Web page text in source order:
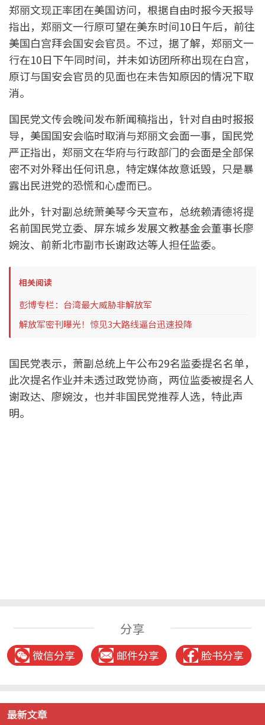
郑丽文现正率团在美国访问，根据自由时报今天报导
指出，郑丽文一行原可望在美东时间10日午后，前往
美国白宫拜会国安会官员。不过，据了解，郑丽文一
行在10日下午同时间，并未如访团所称出现在白宫，
原订与国安会官员的见面也在未告知原因的情况下取
消。
国民党文传会晚间发布新闻稿指出，针对自由时报报
导，美国国安会临时取消与郑丽文会面一事，国民党
严正指出，郑丽文在华府与行政部门的会面是全部保
密不对外释出任何讯息，特定媒体故意诋毁，只是暴
露出民进党的恐慌和心虚而已。
此外，针对副总统萧美琴今天宣布，总统赖清德将提
名前国民党立委、屏东城乡发展文教基金会董事长廖
婉汝、前新北市副市长谢政达等人担任监委。
相关阅读
彭博专栏：台湾最大威胁非解放军
解放军密刊曝光！惊见3大路线逼台迅速投降
国民党表示，萧副总统上午公布29名监委提名名单，
此次提名作业并未透过政党协商，两位监委被提名人
谢政达、廖婉汝，也并非国民党推荐人选，特此声
明。
分享
微信分享 邮件分享 脸书分享
最新文章